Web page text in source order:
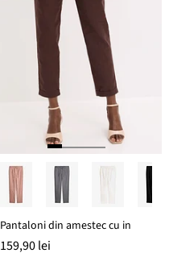
Pantaloni din amestec cu in
159,90 lei